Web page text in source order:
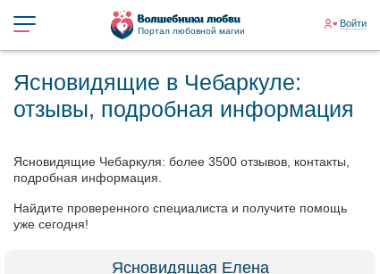
Портал любовной магии
Войти
Ясновидящие в Чебаркуле:
отзывы, подробная информация
Ясновидящие Чебаркуля: более 3500 отзывов, контакты,
подробная информация.
Найдите проверенного специалиста и получите помощь
уже сегодня!
Ясновидящая Елена